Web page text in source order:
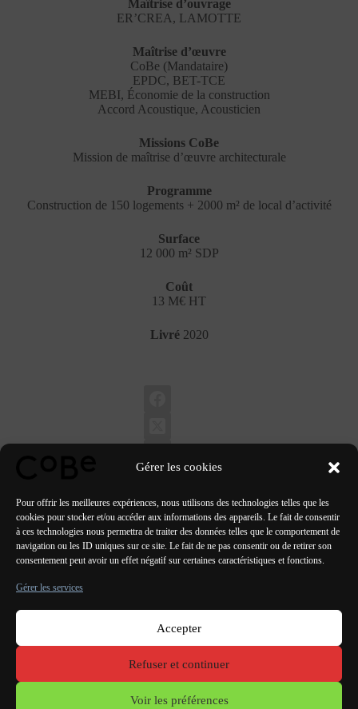
Gérer les cookies
Pour offrir les meilleures expériences, nous utilisons des technologies telles que les
cookies pour stocker et/ou accéder aux informations des appareils. Le fait de consentir
à ces technologies nous permettra de traiter des données telles que le comportement de
navigation ou les ID uniques sur ce site. Le fait de ne pas consentir ou de retirer son
consentement peut avoir un effet négatif sur certaines caractéristiques et fonctions.
Gérer les services
Accepter
Refuser et continuer
Voir les préférences
Maîtrise d’ouvrage
ER’CREA, LAMOTTE
Maîtrise d’œuvre
CoBe (Mandataire)
EPDC, BET-TCE
MEBI, Économie de la construction
Accord Acoustique, Acousticien
Missions CoBe
Mission de maîtrise d’œuvre architecturale
Programme
Construction de 150 logements + 2000 m² de local d’activité
Surface
12 000 m² SDP
Coût
13 M€ HT
Livré 2020
PRÉCÉDENT SUIVANT
Lorient Porto Lisbonne Valencia
Mentionslégales